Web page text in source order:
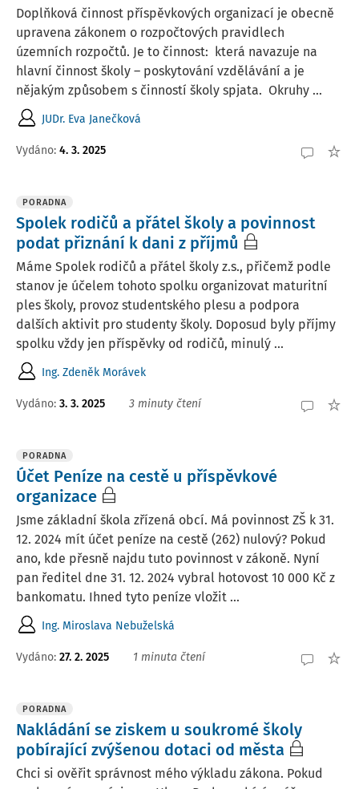
Doplňková činnost příspěvkových organizací je obecně
upravena zákonem o rozpočtových pravidlech
územních rozpočtů. Je to činnost: která navazuje na
hlavní činnost školy – poskytování vzdělávání a je
nějakým způsobem s činností školy spjata. Okruhy ...
JUDr. Eva Janečková
Vydáno: 4. 3. 2025
PORADNA
Spolek rodičů a přátel školy a povinnost
podat přiznání k dani z příjmů
Máme Spolek rodičů a přátel školy z.s., přičemž podle
stanov je účelem tohoto spolku organizovat maturitní
ples školy, provoz studentského plesu a podpora
dalších aktivit pro studenty školy. Doposud byly příjmy
spolku vždy jen příspěvky od rodičů, minulý ...
Ing. Zdeněk Morávek
Vydáno: 3. 3. 2025 3 minuty čtení
PORADNA
Účet Peníze na cestě u příspěvkové
organizace
Jsme základní škola zřízená obcí. Má povinnost ZŠ k 31.
12. 2024 mít účet peníze na cestě (262) nulový? Pokud
ano, kde přesně najdu tuto povinnost v zákoně. Nyní
pan ředitel dne 31. 12. 2024 vybral hotovost 10 000 Kč z
bankomatu. Ihned tyto peníze vložit ...
Ing. Miroslava Nebuželská
Vydáno: 27. 2. 2025 1 minuta čtení
PORADNA
Nakládání se ziskem u soukromé školy
pobírající zvýšenou dotaci od města
Chci si ověřit správnost mého výkladu zákona. Pokud